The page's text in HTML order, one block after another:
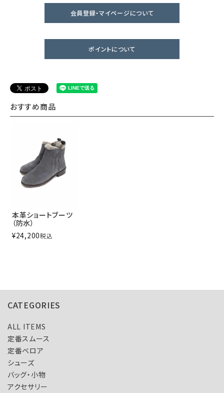
会員登録・マイページについて
ポイントについて
おすすめ商品
本革ショートブーツ
（防水）
¥24,200税込
CATEGORIES
ALL ITEMS
定番スムース
定番ベロア
シューズ
バッグ・小物
アクセサリー